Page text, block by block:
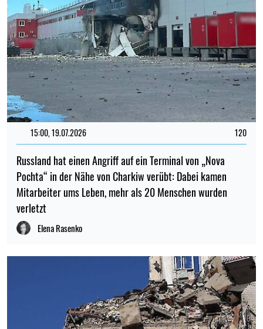
15:00, 19.07.2026 120
Russland hat einen Angriff auf ein Terminal von „Nova
Pochta“ in der Nähe von Charkiw verübt: Dabei kamen
Mitarbeiter ums Leben, mehr als 20 Menschen wurden
verletzt
Elena Rasenko